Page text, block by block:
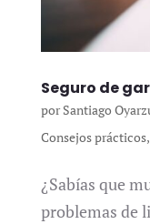
Seguro de
porSantiago
Consejos prácticos,
¿Sabías que
problemas de